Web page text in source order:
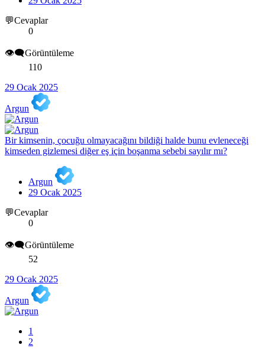
💬Cevaplar
0
👁️‍🗨️Görüntüleme
110
29 Ocak 2025
Argun
Bir kimsenin, çocuğu olmayacağını bildiği halde bunu evleneceği
kimseden gizlemesi diğer eş için boşanma sebebi sayılır mı?
Argun
29 Ocak 2025
💬Cevaplar
0
👁️‍🗨️Görüntüleme
52
29 Ocak 2025
Argun
1
2